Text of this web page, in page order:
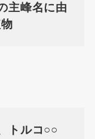
主峰名に由
トルコ○○